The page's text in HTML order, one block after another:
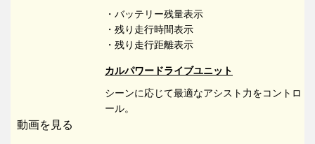
・バッテリー残量表示
・残り走行時間表示
・残り走行距離表示
カルパワードライブユニット
シーンに応じて最適なアシスト力をコントロ
ール。
動画を見る